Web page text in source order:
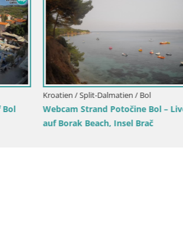
Kroatien / Split-Dalmatien / Brač
Webcam Sutivan Panorama – Liveblick
von der Insel Brač